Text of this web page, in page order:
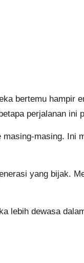
bertemu hampir
perjalanan ini
masing. Ini
yang bijak.
lebih dewasa